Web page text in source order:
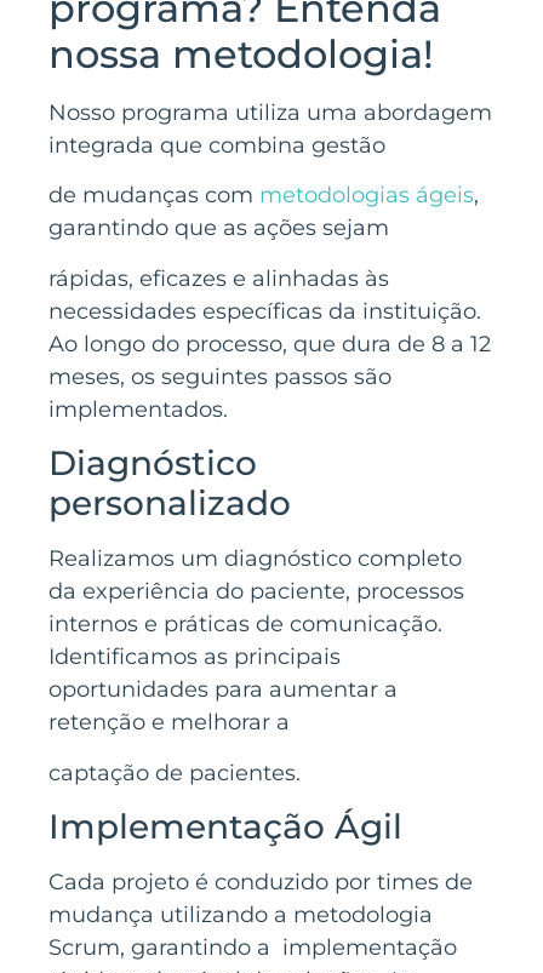
nossa metodologia!
Nosso programa utiliza uma abordagem
integrada que combina gestão
de mudanças com metodologias ágeis,
garantindo que as ações sejam
rápidas, eficazes e alinhadas às
necessidades específicas da instituição.
Ao longo do processo, que dura de 8 a 12
meses, os seguintes passos são
implementados.
Diagnóstico
personalizado
Realizamos um diagnóstico completo
da experiência do paciente, processos
internos e práticas de comunicação.
Identificamos as principais
oportunidades para aumentar a
retenção e melhorar a
captação de pacientes.
Implementação Ágil
Cada projeto é conduzido por times de
mudança utilizando a metodologia
Scrum, garantindo a implementação